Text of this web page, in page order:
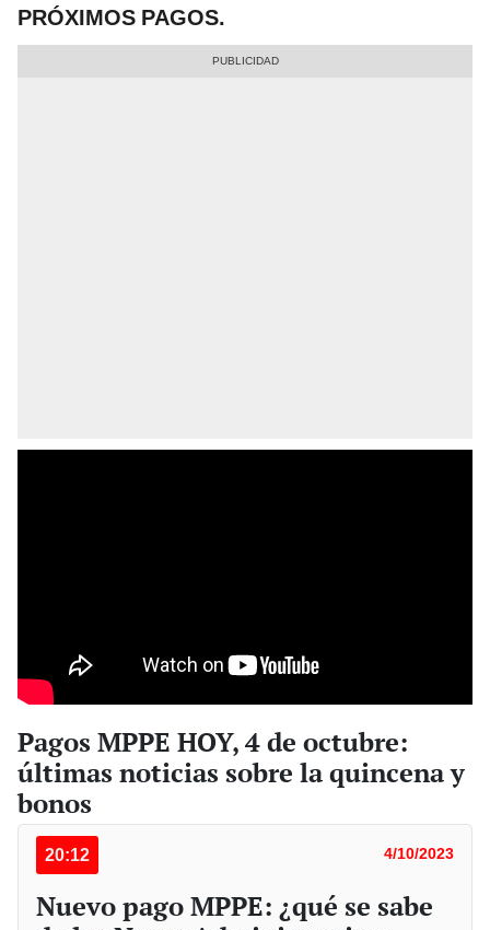
PRÓXIMOS PAGOS.
Pagos MPPE HOY, 4 de octubre:
últimas noticias sobre la quincena y
bonos
20:12 4/10/2023
Nuevo pago MPPE: ¿qué se sabe